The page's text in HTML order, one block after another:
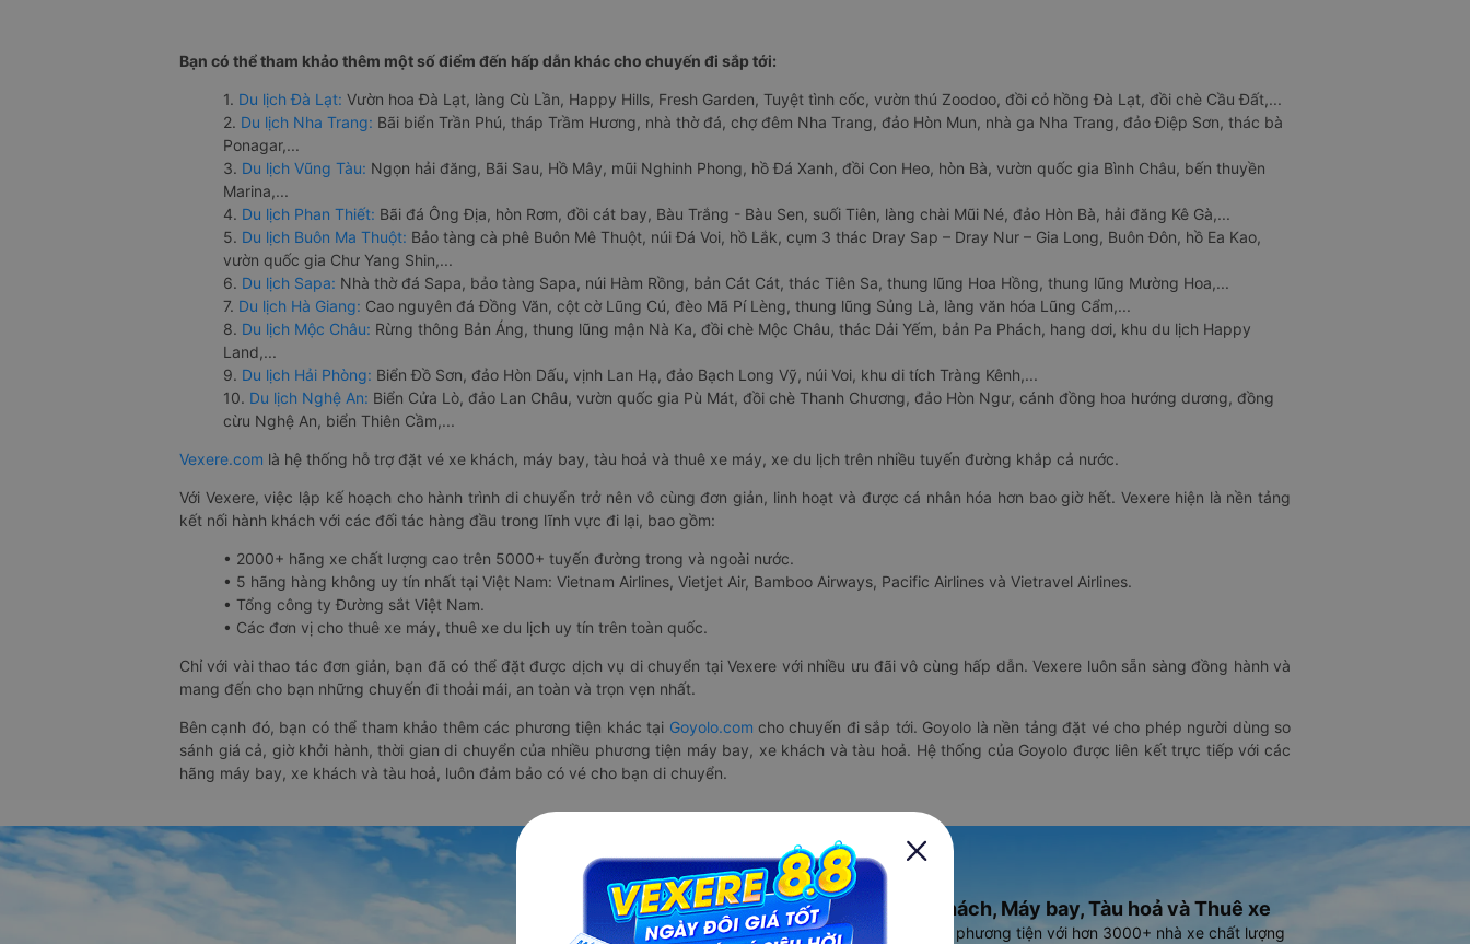
Bạn có thể tham khảo thêm một số điểm đến hấp dẫn khác cho chuyến đi sắp tới:
1. Du lịch Đà Lạt: Vườn hoa Đà Lạt, làng Cù Lần, Happy Hills, Fresh Garden, Tuyệt tình cốc, vườn thú Zoodoo, đồi cỏ hồng Đà Lạt, đồi chè Cầu Đất,...
2. Du lịch Nha Trang: Bãi biển Trần Phú, tháp Trầm Hương, nhà thờ đá, chợ đêm Nha Trang, đảo Hòn Mun, nhà ga Nha Trang, đảo Điệp Sơn, thác bà
Ponagar,...
3. Du lịch Vũng Tàu: Ngọn hải đăng, Bãi Sau, Hồ Mây, mũi Nghinh Phong, hồ Đá Xanh, đồi Con Heo, hòn Bà, vườn quốc gia Bình Châu, bến thuyền
Marina,...
4. Du lịch Phan Thiết: Bãi đá Ông Địa, hòn Rơm, đồi cát bay, Bàu Trắng - Bàu Sen, suối Tiên, làng chài Mũi Né, đảo Hòn Bà, hải đăng Kê Gà,...
5. Du lịch Buôn Ma Thuột: Bảo tàng cà phê Buôn Mê Thuột, núi Đá Voi, hồ Lắk, cụm 3 thác Dray Sap – Dray Nur – Gia Long, Buôn Đôn, hồ Ea Kao,
vườn quốc gia Chư Yang Shin,...
6. Du lịch Sapa: Nhà thờ đá Sapa, bảo tàng Sapa, núi Hàm Rồng, bản Cát Cát, thác Tiên Sa, thung lũng Hoa Hồng, thung lũng Mường Hoa,...
7. Du lịch Hà Giang: Cao nguyên đá Đồng Văn, cột cờ Lũng Cú, đèo Mã Pí Lèng, thung lũng Sủng Là, làng văn hóa Lũng Cẩm,...
8. Du lịch Mộc Châu: Rừng thông Bản Áng, thung lũng mận Nà Ka, đồi chè Mộc Châu, thác Dải Yếm, bản Pa Phách, hang dơi, khu du lịch Happy
Land,...
9. Du lịch Hải Phòng: Biển Đồ Sơn, đảo Hòn Dấu, vịnh Lan Hạ, đảo Bạch Long Vỹ, núi Voi, khu di tích Tràng Kênh,...
10. Du lịch Nghệ An: Biển Cửa Lò, đảo Lan Châu, vườn quốc gia Pù Mát, đồi chè Thanh Chương, đảo Hòn Ngư, cánh đồng hoa hướng dương, đồng
cừu Nghệ An, biển Thiên Cầm,...
Vexere.com là hệ thống hỗ trợ đặt vé xe khách, máy bay, tàu hoả và thuê xe máy, xe du lịch trên nhiều tuyến đường khắp cả nước.
Với Vexere, việc lập kế hoạch cho hành trình di chuyển trở nên vô cùng đơn giản, linh hoạt và được cá nhân hóa hơn bao giờ hết. Vexere hiện là nền tảng
kết nối hành khách với các đối tác hàng đầu trong lĩnh vực đi lại, bao gồm:
• 2000+ hãng xe chất lượng cao trên 5000+ tuyến đường trong và ngoài nước.
• 5 hãng hàng không uy tín nhất tại Việt Nam: Vietnam Airlines, Vietjet Air, Bamboo Airways, Pacific Airlines và Vietravel Airlines.
• Tổng công ty Đường sắt Việt Nam.
• Các đơn vị cho thuê xe máy, thuê xe du lịch uy tín trên toàn quốc.
Chỉ với vài thao tác đơn giản, bạn đã có thể đặt được dịch vụ di chuyển tại Vexere với nhiều ưu đãi vô cùng hấp dẫn. Vexere luôn sẵn sàng đồng hành và
mang đến cho bạn những chuyến đi thoải mái, an toàn và trọn vẹn nhất.
Bên cạnh đó, bạn có thể tham khảo thêm các phương tiện khác tại Goyolo.com cho chuyến đi sắp tới. Goyolo là nền tảng đặt vé cho phép người dùng so
sánh giá cả, giờ khởi hành, thời gian di chuyển của nhiều phương tiện máy bay, xe khách và tàu hoả. Hệ thống của Goyolo được liên kết trực tiếp với các
hãng máy bay, xe khách và tàu hoả, luôn đảm bảo có vé cho bạn di chuyển.
Ứng dụng đặt vé Xe khách, Máy bay, Tàu hoả và Thuê xe
Vexere - ứng dụng đặt vé đa phương tiện với hơn 3000+ nhà xe chất lượng